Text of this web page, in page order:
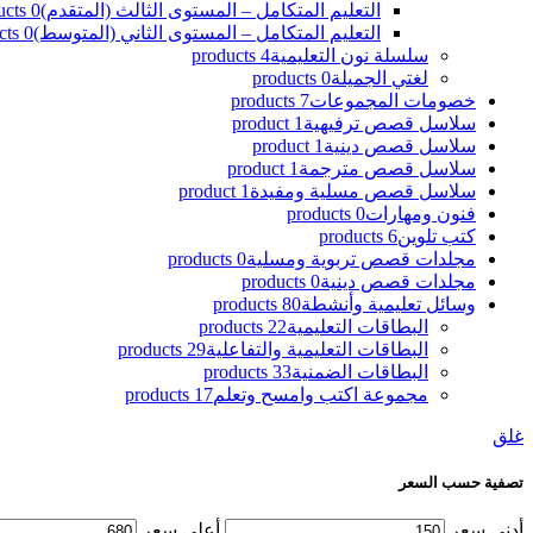
التعليم المتكامل – المستوى الثالث (المتقدم)0 products
التعليم المتكامل – المستوى الثاني (المتوسط)0 products
سلسلة نون التعليمية4 products
لغتي الجميلة0 products
خصومات المجموعات7 products
سلاسل قصص ترفيهية 1 product
سلاسل قصص دينية 1 product
سلاسل قصص مترجمة 1 product
سلاسل قصص مسلية ومفيدة 1 product
فنون ومهارات0 products
كتب تلوين6 products
مجلدات قصص تربوية ومسلية0 products
مجلدات قصص دينية0 products
وسائل تعليمية وأنشطة80 products
البطاقات التعليمية22 products
البطاقات التعليمية والتفاعلية29 products
البطاقات الضمنية33 products
مجموعة اكتب وامسح وتعلم17 products
غلق
تصفية حسب السعر